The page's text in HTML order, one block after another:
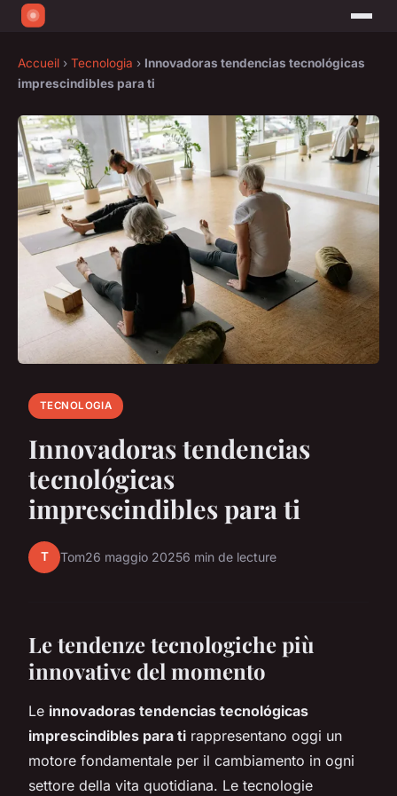
Accueil › Tecnologia › Innovadoras tendencias tecnológicas
imprescindibles para ti
TECNOLOGIA
Innovadoras tendencias
tecnológicas
imprescindibles para ti
T Tom26 maggio 20256 min de lecture
Le tendenze tecnologiche più
innovative del momento
Le innovadoras tendencias tecnológicas
imprescindibles para ti rappresentano oggi un
motore fondamentale per il cambiamento in ogni
settore della vita quotidiana. Le tecnologie